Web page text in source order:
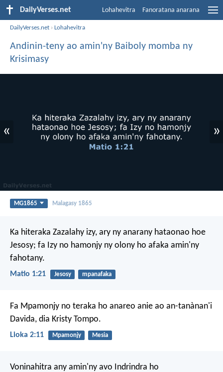
DailyVerses.net Lohahevitra Fanoratana anarana
DailyVerses.net ›Lohahevitra
Andinin-teny ao amin'ny Baiboly momba ny
Krisimasy
« »
MG1865 Malagasy 1865
Ka hiteraka Zazalahy izy, ary ny anarany hataonao hoe
Jesosy; fa Izy no hamonjy ny olony ho afaka amin'ny
fahotany.
Matio 1:21 Jesosy mpanafaka
Fa Mpamonjy no teraka ho anareo anie ao an-tanànan'i
Davida, dia Kristy Tompo.
Lioka 2:11 Mpamonjy Mesia
Voninahitra any amin'ny avo Indrindra ho